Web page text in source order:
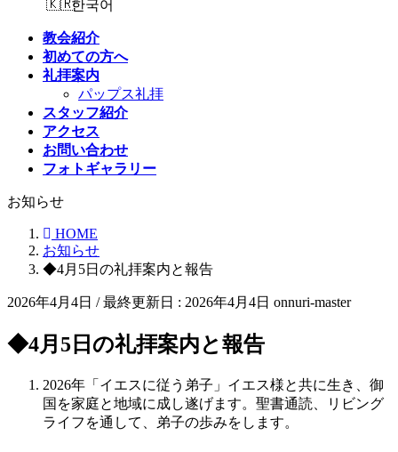
한국어
教会紹介
初めての方へ
礼拝案内
パップス礼拝
スタッフ紹介
アクセス
お問い合わせ
フォトギャラリー
お知らせ
HOME
お知らせ
◆4月5日の礼拝案内と報告
2026年4月4日 / 最終更新日 : 2026年4月4日 onnuri-master
◆4月5日の礼拝案内と報告
2026年「イエスに従う弟子」イエス様と共に生き、御
国を家庭と地域に成し遂げます。聖書通読、リビング
ライフを通して、弟子の歩みをします。